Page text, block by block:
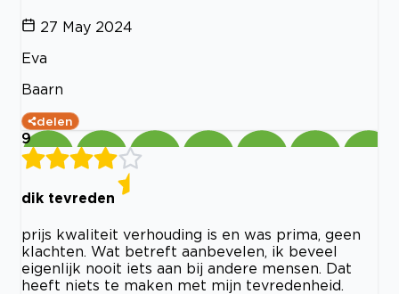
27 May 2024
Eva
Baarn
delen
9
dik tevreden
prijs kwaliteit verhouding is en was prima, geen
klachten. Wat betreft aanbevelen, ik beveel
eigenlijk nooit iets aan bij andere mensen. Dat
heeft niets te maken met mijn tevredenheid.